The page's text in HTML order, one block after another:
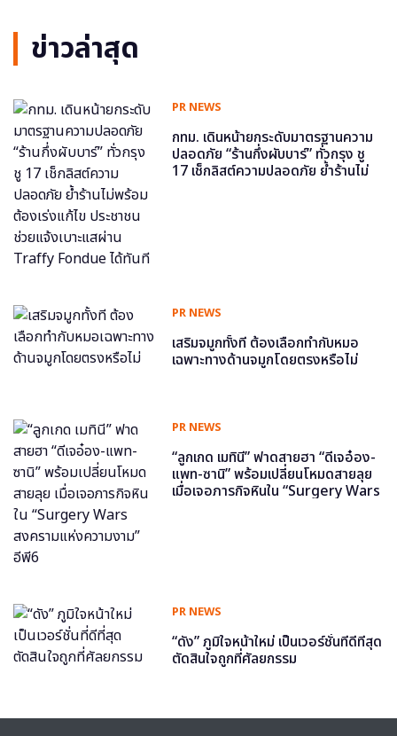
ข่าวล่าสุด
PR NEWS
กทม. เดินหน้ายกระดับมาตรฐานความ
ปลอดภัย “ร้านกึ่งผับบาร์” ทั่วกรุง ชู
17 เช็กลิสต์ความปลอดภัย ย้ำร้านไม่
PR NEWS
เสริมจมูกทั้งที ต้องเลือกทำกับหมอ
เฉพาะทางด้านจมูกโดยตรงหรือไม่
PR NEWS
“ลูกเกด เมทินี” ฟาดสายฮา “ดีเจอ๋อง-
แพท-ซานิ” พร้อมเปลี่ยนโหมดสายลุย
เมื่อเจอภารกิจหินใน “Surgery Wars
PR NEWS
“ดัง” ภูมิใจหน้าใหม่ เป็นเวอร์ชั่นที่ดีที่สุด
ตัดสินใจถูกที่ศัลยกรรม